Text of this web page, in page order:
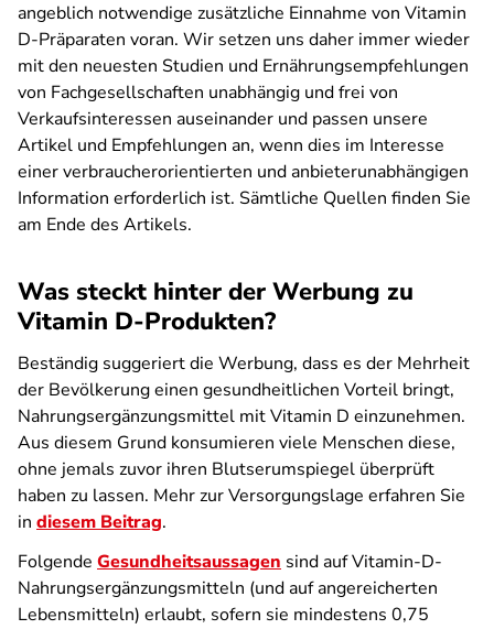
angeblich notwendige zusätzliche Einnahme von Vitamin
D-Präparaten voran. Wir setzen uns daher immer wieder
mit den neuesten Studien und Ernährungsempfehlungen
von Fachgesellschaften unabhängig und frei von
Verkaufsinteressen auseinander und passen unsere
Artikel und Empfehlungen an, wenn dies im Interesse
einer verbraucherorientierten und anbieterunabhängigen
Information erforderlich ist. Sämtliche Quellen finden Sie
am Ende des Artikels.
Was steckt hinter der Werbung zu
Vitamin D-Produkten?
Beständig suggeriert die Werbung, dass es der Mehrheit
der Bevölkerung einen gesundheitlichen Vorteil bringt,
Nahrungsergänzungsmittel mit Vitamin D einzunehmen.
Aus diesem Grund konsumieren viele Menschen diese,
ohne jemals zuvor ihren Blutserumspiegel überprüft
haben zu lassen. Mehr zur Versorgungslage erfahren Sie
in diesem Beitrag.
Folgende Gesundheitsaussagen sind auf Vitamin-D-
Nahrungsergänzungsmitteln (und auf angereicherten
Lebensmitteln) erlaubt, sofern sie mindestens 0,75